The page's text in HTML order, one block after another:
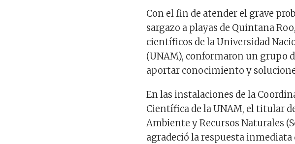
Con el fin de atender el grave
sargazo a playas de Quintana
científicos de la Universidad
(UNAM), conformaron un grupo
aportar conocimiento y
En las instalaciones de la
Científica de la UNAM, el titular
Ambiente y Recursos Naturales
agradeció la respuesta